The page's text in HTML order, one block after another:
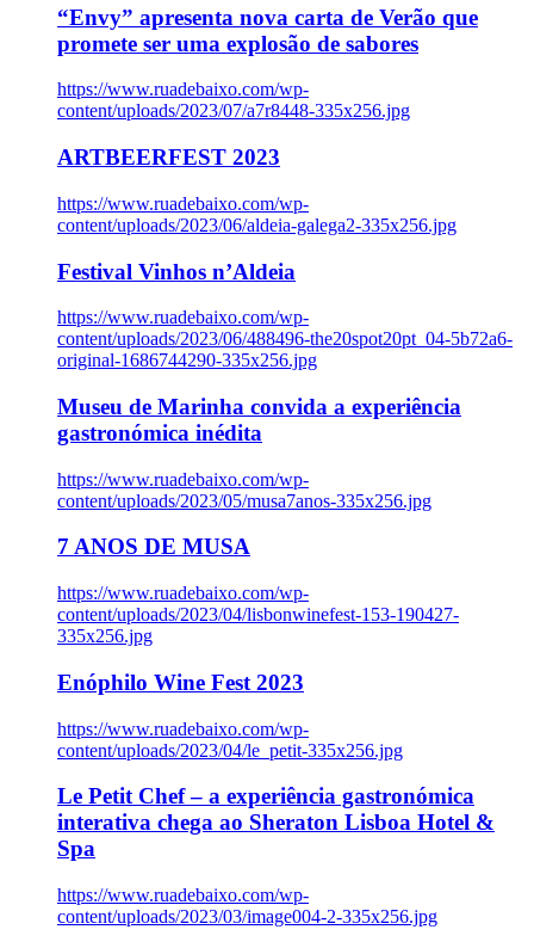
“Envy” apresenta nova carta de Verão que
promete ser uma explosão de sabores
https://www.ruadebaixo.com/wp-
content/uploads/2023/07/a7r8448-335x256.jpg
ARTBEERFEST 2023
https://www.ruadebaixo.com/wp-
content/uploads/2023/06/aldeia-galega2-335x256.jpg
Festival Vinhos n’Aldeia
https://www.ruadebaixo.com/wp-
content/uploads/2023/06/488496-the20spot20pt_04-5b72a6-
original-1686744290-335x256.jpg
Museu de Marinha convida a experiência
gastronómica inédita
https://www.ruadebaixo.com/wp-
content/uploads/2023/05/musa7anos-335x256.jpg
7 ANOS DE MUSA
https://www.ruadebaixo.com/wp-
content/uploads/2023/04/lisbonwinefest-153-190427-
335x256.jpg
Enóphilo Wine Fest 2023
https://www.ruadebaixo.com/wp-
content/uploads/2023/04/le_petit-335x256.jpg
Le Petit Chef – a experiência gastronómica
interativa chega ao Sheraton Lisboa Hotel &
Spa
https://www.ruadebaixo.com/wp-
content/uploads/2023/03/image004-2-335x256.jpg